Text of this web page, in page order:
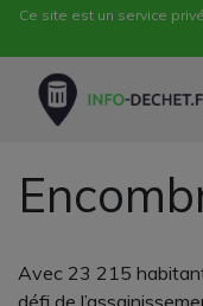
Ce site est un service
Avec 23 215
défi de